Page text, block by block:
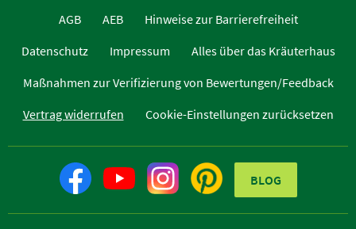
AGB
AEB
Hinweise zur Barrierefreiheit
Datenschutz
Impressum
Alles über das Kräuterhaus
Maßnahmen zur Verifizierung von Bewertungen/Feedback
Vertrag widerrufen
Cookie-Einstellungen zurücksetzen
BLOG